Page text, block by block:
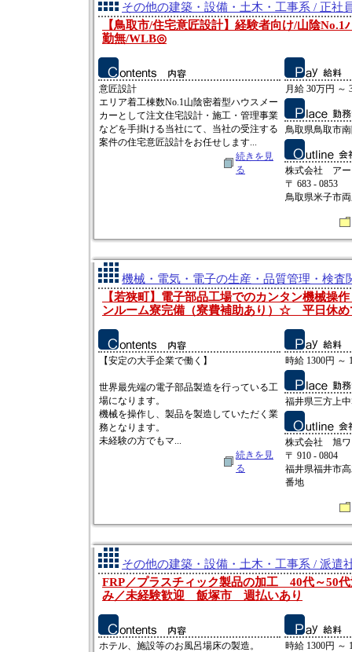
その他の建築・設備・土木・工事系 / 正社
【鳥取市/住宅意匠設計】経験者向け/山陰No.1
勤無/WLB◎
意匠設計
エリア着工棟数No.1山陰密着型ハウスメー
カーとして注文住宅設計・施工・管理事業
などを手掛ける当社にて、当社の受注する
案件の住宅意匠設計をお任せします...
続きを見
る
月給 30万円 ～
鳥取県鳥取市
株式会社 アー
〒 683 - 0853
鳥取県米子市
機械・電気・電子の生産・品質管理・検査
【若狭町】電子部品工場でのカンタン機械
ンルーム寮完備（寮費補助あり）☆ 平日休め
【安定の大手企業で働く】
世界最先端の電子部品製造を行っている工
場になります。
機械を操作し、製品を製造していただく業
務となります。
未経験の方でもマ...
続きを見
る
時給 1300円 ～
福井県三方上
株式会社 旭ワ
〒 910 - 0804
福井県福井市
番地
その他の建築・設備・土木・工事系 / 派遣
FRP／プラスチィック製品の加工 40代～50
み／未経験歓迎 飯塚市 週払いあり
ホテル、施設等のお風呂場床の製造。 時給 1300円 ～